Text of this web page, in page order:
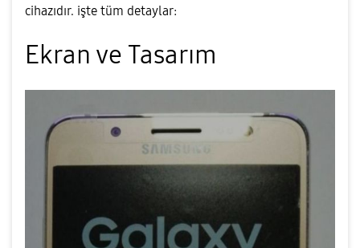
cihazıdır. işte tüm detaylar:
​Ekran ve Tasarım